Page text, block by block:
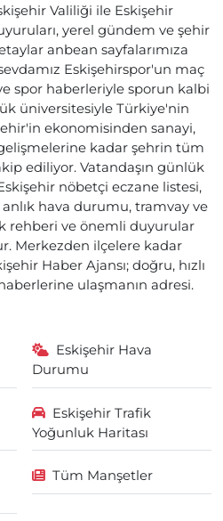
Valiliği ile Eskişehir
yerel gündem ve şehir
anbean sayfalarımıza
sevdamız Eskişehirspor'un maç
spor haberleriyle sporun kalbi
üniversitesiyle Türkiye'nin
ekonomisinden sanayi,
kadar şehrin tüm
ediliyor. Vatandaşın günlük
nöbetçi eczane listesi,
hava durumu, tramvay ve
rehberi ve önemli duyurular
Merkezden ilçelere kadar
Haber Ajansı; doğru, hızlı
ulaşmanın adresi.
Eskişehir Hava
Durumu
Eskişehir Trafik
Yoğunluk Haritası
Tüm Manşetler